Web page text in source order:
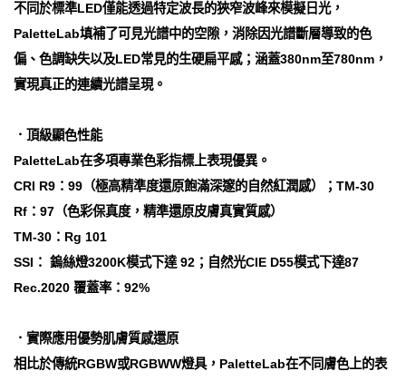
不同於標準LED僅能透過特定波長的狹窄波峰來模擬日光，
PaletteLab填補了可見光譜中的空隙，消除因光譜斷層導致的色
偏、色調缺失以及LED常見的生硬扁平感；涵蓋380nm至780nm，
實現真正的連續光譜呈現。
．頂級顯色性能
PaletteLab在多項專業色彩指標上表現優異。
CRI R9：99（極高精準度還原飽滿深邃的自然紅潤感）；TM-30
Rf：97（色彩保真度，精準還原皮膚真實質感）
TM-30：Rg 101
SSI： 鎢絲燈3200K模式下達 92；自然光CIE D55模式下達87
Rec.2020 覆蓋率：92%
．實際應用優勢肌膚質感還原
相比於傳統RGBW或RGBWW燈具，PaletteLab在不同膚色上的表